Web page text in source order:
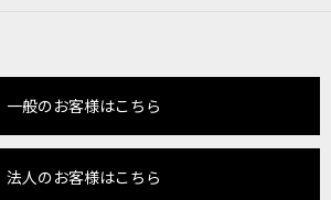
一般のお客様はこちら
法人のお客様はこちら